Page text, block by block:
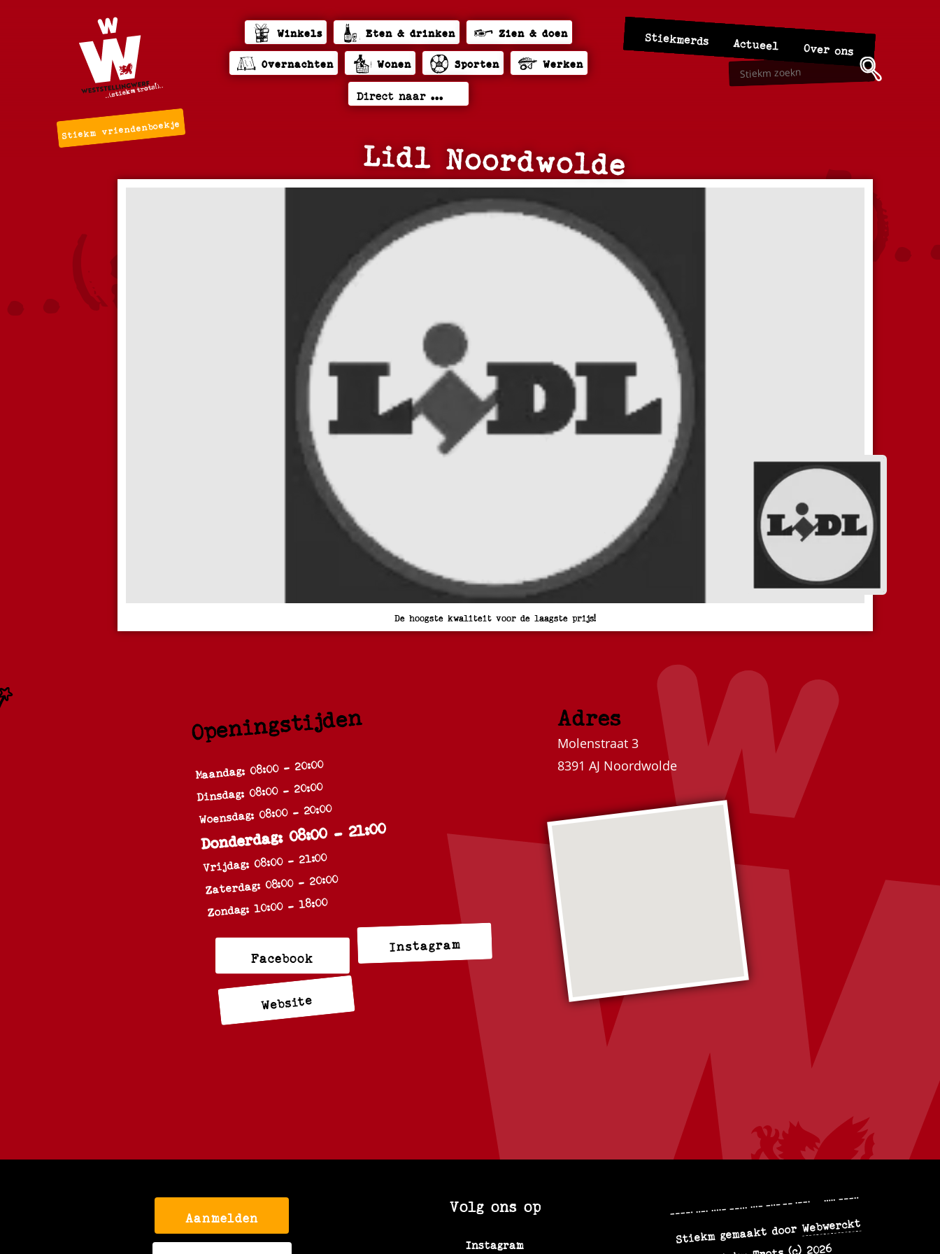
Stiekm vriendenboekje
Winkels Eten & drinken
Zien & doen
Overnachten
Wonen Sporten Werken
Stiekmerds Actueel Over ons
Lidl Noordwolde
De hoogste kwaliteit voor de laagste prijs!
Openingstijden
Maandag: 08:00 - 20:00
Dinsdag: 08:00 - 20:00
Woensdag: 08:00 - 20:00
Donderdag: 08:00 - 21:00
Vrijdag: 08:00 - 21:00
Zaterdag: 08:00 - 20:00
Zondag: 10:00 - 18:00
Facebook
Instagram
Website
Adres
Molenstraat 3
8391 AJ Noordwolde
Aanmelden
Volg ons op
Instagram
9F47VXMP+58
Stiekm gemaakt doorWebwerckt